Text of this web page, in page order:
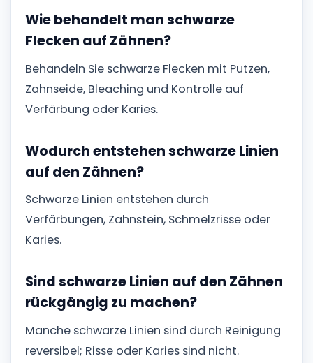
Wie behandelt man schwarze
Flecken auf Zähnen?
Behandeln Sie schwarze Flecken mit Putzen,
Zahnseide, Bleaching und Kontrolle auf
Verfärbung oder Karies.
Wodurch entstehen schwarze Linien
auf den Zähnen?
Schwarze Linien entstehen durch
Verfärbungen, Zahnstein, Schmelzrisse oder
Karies.
Sind schwarze Linien auf den Zähnen
rückgängig zu machen?
Manche schwarze Linien sind durch Reinigung
reversibel; Risse oder Karies sind nicht.